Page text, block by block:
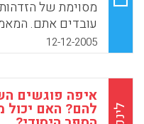
מסוימת של
עובדים אתם.
יתרונות השימוש
בדמיון מודרך –
תהליך מומלץ
מפורטות. הדמיון
הסטודנטיות –
12-12-2005
לינק
איפה פוגשים
להם? האם